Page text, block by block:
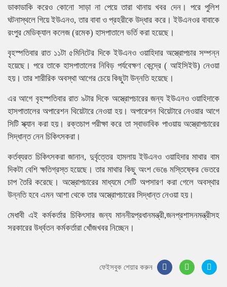
ডাকাডাকি করেও কোনো সাড়া না পেয়ে তারা থানায় খবর দেন। পরে পুলিশ
ঘটনাস্থলে গিয়ে ইউএনও, তার বাবা ও প্রহরীকে উদ্ধার করে। ইউএনওর বাবাকে
রংপুর মেডিক্যাল কলেজ (রমেক) হাসপাতালে ভর্তি করা হয়েছে।
বৃহস্পতিবার রাত ১১টা ৫মিনিটের দিকে ইউএনও ওয়াহিদার অস্ত্রোপচার সম্পন্ন
হয়েছে। পরে তাকে হাসপাতালের নিবিড় পর্যবেক্ষণ কেন্দ্রে ( আইসিইউ) নেওয়া
হয়। তার শারীরিক অবস্থা আগের চেয়ে কিছুটা উন্নতি হয়েছে।
এর আগে বৃহস্পতিবার রাত ৯টার দিকে অস্ত্রোপচারের জন্য ইউএনও ওয়াহিদাকে
হাসপাতালের অপারেশন থিয়েটারে নেওয়া হয়। অপারেশন থিয়েটারে নেওয়ার আগে
সিটি স্ক্যান করা হয়। রক্তচাপ পরীক্ষা করে তা স্বাভাবিক পাওয়ায় অস্ত্রোপচারের
সিদ্ধান্ত নেন চিকিৎসকরা।
কর্তব্যরত চিকিৎসকরা জানান, দুর্বৃত্তের হামলায় ইউএনও ওয়াহিদার মাথার বাম
দিকটা বেশি ক্ষতিগ্রস্ত হয়েছে। তার মাথার কিছু অংশ ভেঙে মস্তিষ্কের ভেতরে
চাপ তৈরি করেছে। অস্ত্রোপচারের মাধ্যমে সেটি অপসারণ করা গেলে অবস্থার
উন্নতি হবে এমন আশা থেকে তার অস্ত্রোপচারের সিদ্ধান্ত নেওয়া হয়।
মেধাবী এই কর্মকর্তার চিকিৎসার জন্য মাননীয়প্রধানমন্ত্রী,জনপ্রশাসনমন্ত্রীসহ
সরকারের উর্ধ্বতন কর্মকর্তারা খোঁজখবর নিচ্ছেন।
ফেইসবুক শেয়ার করুন